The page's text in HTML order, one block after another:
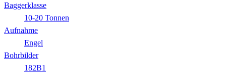
Baggerklasse
10-20 Tonnen
Aufnahme
Engel
Bohrbilder
182B1